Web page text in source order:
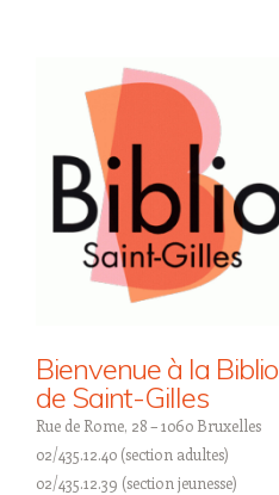
Bienvenue à la Biblio
de Saint-Gilles
Rue de Rome, 28 – 1060 Bruxelles
02/435.12.40 (section adultes)
02/435.12.39 (section jeunesse)